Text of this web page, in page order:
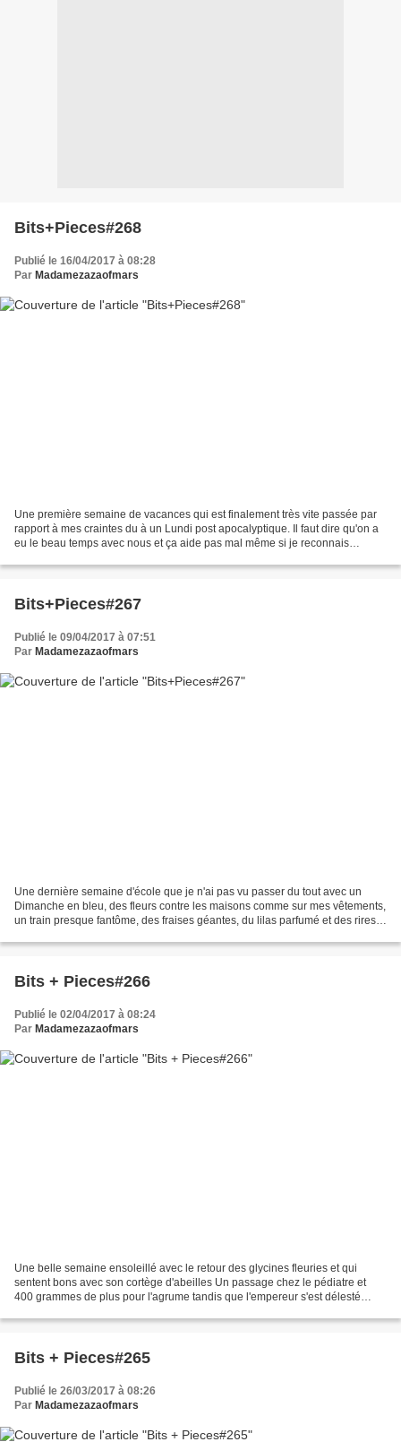
Bits+Pieces#268
Publié le 16/04/2017 à 08:28
Par Madamezazaofmars
Une première semaine de vacances qui est finalement très vite passée par
rapport à mes craintes du à un Lundi post apocalyptique. Il faut dire qu'on a
eu le beau temps avec nous et ça aide pas mal même si je reconnais
Bits+Pieces#267
Publié le 09/04/2017 à 07:51
Par Madamezazaofmars
Une dernière semaine d'école que je n'ai pas vu passer du tout avec un
Dimanche en bleu, des fleurs contre les maisons comme sur mes vêtements,
un train presque fantôme, des fraises géantes, du lilas parfumé et des rires à
Bits + Pieces#266
Publié le 02/04/2017 à 08:24
Par Madamezazaofmars
Une belle semaine ensoleillé avec le retour des glycines fleuries et qui
sentent bons avec son cortège d'abeilles Un passage chez le pédiatre et
400 grammes de plus pour l'agrume tandis que l'empereur s'est délesté
Bits + Pieces#265
Publié le 26/03/2017 à 08:26
Par Madamezazaofmars